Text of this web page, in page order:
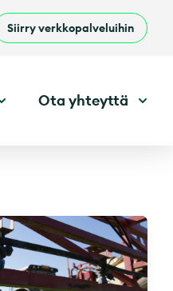
Siirry verkkopalveluihin
Ota yhteyttä